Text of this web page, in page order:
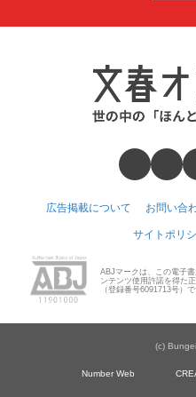
広告掲載について お問い合
サイトポリ
ABJマークは、この電子
ンテンツ使用許諾を得た
（登録番号6091713号）で
(c)
Number Web